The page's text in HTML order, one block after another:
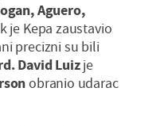
Aguero,
je Kepa zaustavio
precizni su bili
David Luizje
obranio udarac